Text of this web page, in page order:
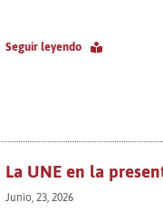
Seguir leyendo
La UNE en la
Junio, 23, 2026